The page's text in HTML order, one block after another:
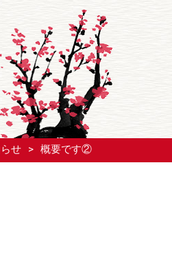
せ 概要です②